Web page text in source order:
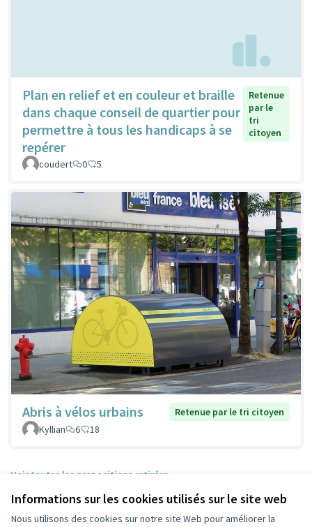
Informations sur les cookies utilisés sur le site web
Nous utilisons des cookies sur notre site Web pour améliorer la
Plan en relief et en couleur et braille
dans chaque conseil de quartier pour
permettre à tous les handicaps à se
repérer
Retenue
par le
tri
citoyen
coudert 0 5
Abris à vélos urbains
Retenue par le tri citoyen
Kyllian
6 18
Voir toutes les propositions retirées
Conditions d'utilisation